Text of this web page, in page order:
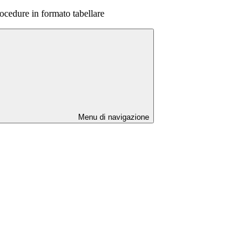
in formato tabellare
Menu di navigazione